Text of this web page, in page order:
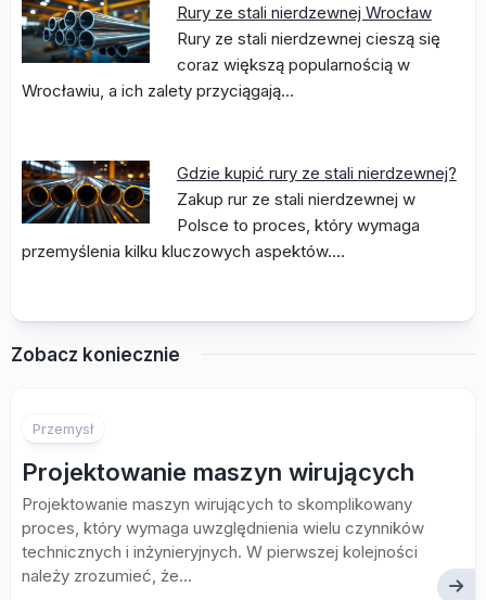
Rury ze stali nierdzewnej Wrocław
Rury ze stali nierdzewnej cieszą się
coraz większą popularnością w
Wrocławiu, a ich zalety przyciągają…
Gdzie kupić rury ze stali nierdzewnej?
Zakup rur ze stali nierdzewnej w
Polsce to proces, który wymaga
przemyślenia kilku kluczowych aspektów.…
Zobacz koniecznie
Przemysł
Projektowanie maszyn wirujących
Projektowanie maszyn wirujących to skomplikowany
proces, który wymaga uwzględnienia wielu czynników
technicznych i inżynieryjnych. W pierwszej kolejności
należy zrozumieć, że...